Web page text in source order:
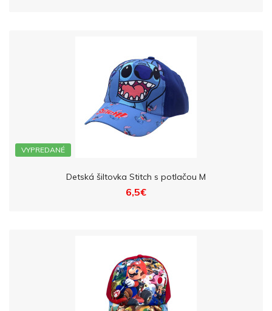
VYPREDANÉ
Detská šiltovka Stitch s potlačou M
6,5€